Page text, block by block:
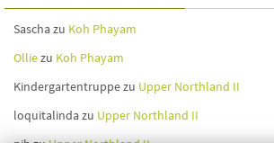
Saschazu Koh Phayam
Olliezu Koh Phayam
Kindergartentruppezu Upper Northland II
loquitalindazu Upper Northland II